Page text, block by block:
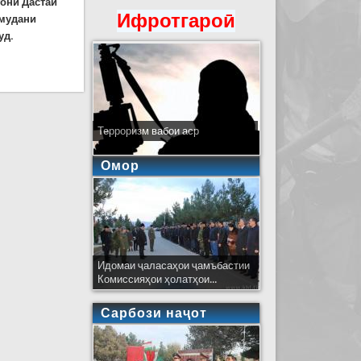
дар ВМКБ
Ифротгароӣ
Терроризм вабои аср
Омор
Идомаи ҷаласаҳои ҷамъбастии
Комиссияҳои ҳолатҳои...
Сарбози наҷот